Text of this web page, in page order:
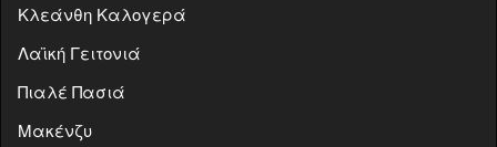
Κλεάνθη Καλογερά
Λαϊκή Γειτονιά
Πιαλέ Πασιά
Μακένζυ